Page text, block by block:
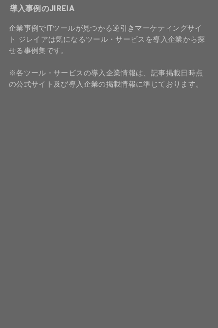
導入事例のJIREIA
企業事例でITツールが見つかる逆引きマーケティングサイ
ト ジレイアは気になるツール・サービスを導入企業から探
せる事例集です。
※各ツール・サービスの導入企業情報は、記事掲載日時点
の公式サイト及び導入企業の掲載情報に準じております。